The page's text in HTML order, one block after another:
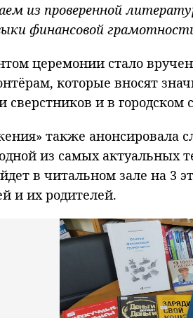
из проверенной
финансовой
церемонии стало
которые вносят
сверстников и в городском
также анонсировала
из самых актуальных
в читальном зале на 3
и их родителей.